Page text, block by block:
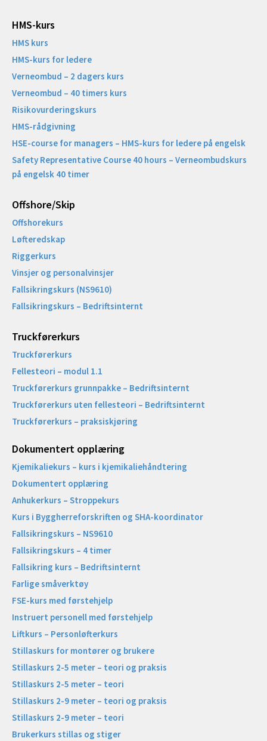
HMS-kurs
HMS kurs
HMS-kurs for ledere
Verneombud – 2 dagers kurs
Verneombud – 40 timers kurs
Risikovurderingskurs
HMS-rådgivning
HSE-course for managers – HMS-kurs for ledere på engelsk
Safety Representative Course 40 hours – Verneombudskurs
på engelsk 40 timer
Offshore/Skip​
Offshorekurs
Løfteredskap
Riggerkurs
Vinsjer og personalvinsjer
Fallsikringskurs (NS9610)
Fallsikringskurs – Bedriftsinternt
Truckførerkurs
Truckførerkurs
Fellesteori – modul 1.1
Truckførerkurs grunnpakke – Bedriftsinternt
Truckførerkurs uten fellesteori – Bedriftsinternt
Truckførerkurs – praksiskjøring
Dokumentert opplæring
Kjemikaliekurs – kurs i kjemikaliehåndtering
Dokumentert opplæring
Anhukerkurs – Stroppekurs
Kurs i Byggherreforskriften og SHA-koordinator
Fallsikringskurs – NS9610
Fallsikringskurs – 4 timer
Fallsikring kurs – Bedriftsinternt
Farlige småverktøy
FSE-kurs med førstehjelp
Instruert personell med førstehjelp
Liftkurs – Personløfterkurs
Stillaskurs for montører og brukere
Stillaskurs 2-5 meter – teori og praksis
Stillaskurs 2-5 meter – teori
Stillaskurs 2-9 meter – teori og praksis
Stillaskurs 2-9 meter – teori
Brukerkurs stillas og stiger